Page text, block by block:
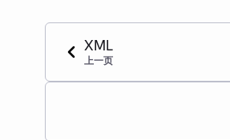
XML
上一页